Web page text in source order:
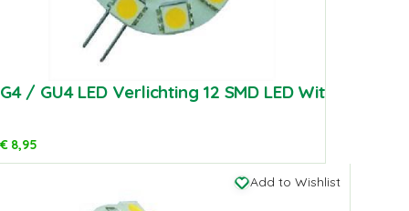
G4 / GU4 LED Verlichting 12 SMD LED Wit
€8,95
Add to Wishlist